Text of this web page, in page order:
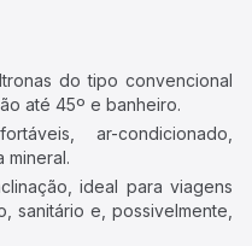
do tipo convencional
até 45º e banheiro.
ar-condicionado,
mineral.
ideal para viagens
sanitário e, possivelmente,